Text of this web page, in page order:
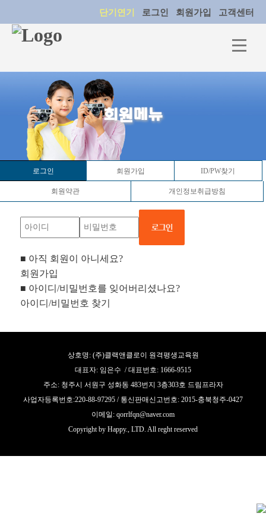
단기연기 로그인 회원가입 고객센터
회원메뉴
로그인 회원가입 ID/PW찾기
회원약관 개인정보취급방침
■ 아직 회원이 아니세요?
회원가입
■ 아이디/비밀번호를 잊어버리셨나요?
아이디/비밀번호 찾기
상호명: (주)클랙앤클로이 원격평생교육원
대표자: 임은수 / 대표번호: 1666-9515
주소: 청주시 서원구 성화동 483번지 3층303호 드림프라자
사업자등록번호:220-88-97295 / 통신판매신고번호: 2015-충북청주-0427
이메일: qorrlfqn@naver.com
Copyright by Happy., LTD. All reght reserved